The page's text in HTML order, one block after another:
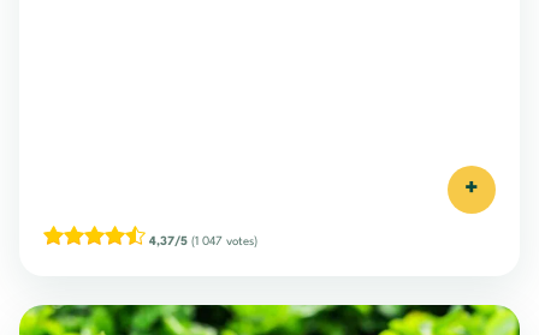
+
4,37/5 (1 047 votes)